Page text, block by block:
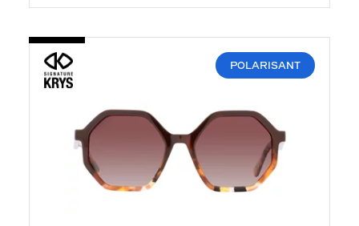
POLARISANT